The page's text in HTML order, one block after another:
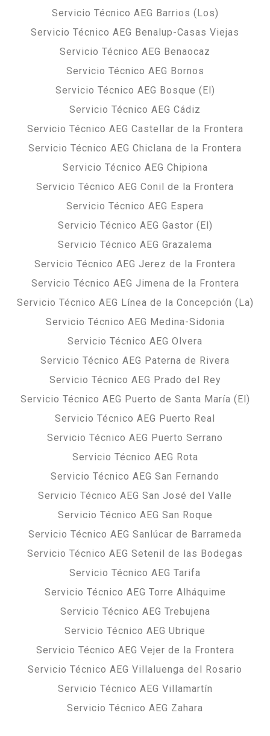
Servicio Técnico AEG Barrios (Los)
Servicio Técnico AEG Benalup-Casas Viejas
Servicio Técnico AEG Benaocaz
Servicio Técnico AEG Bornos
Servicio Técnico AEG Bosque (El)
Servicio Técnico AEG Cádiz
Servicio Técnico AEG Castellar de la Frontera
Servicio Técnico AEG Chiclana de la Frontera
Servicio Técnico AEG Chipiona
Servicio Técnico AEG Conil de la Frontera
Servicio Técnico AEG Espera
Servicio Técnico AEG Gastor (El)
Servicio Técnico AEG Grazalema
Servicio Técnico AEG Jerez de la Frontera
Servicio Técnico AEG Jimena de la Frontera
Servicio Técnico AEG Línea de la Concepción (La)
Servicio Técnico AEG Medina-Sidonia
Servicio Técnico AEG Olvera
Servicio Técnico AEG Paterna de Rivera
Servicio Técnico AEG Prado del Rey
Servicio Técnico AEG Puerto de Santa María (El)
Servicio Técnico AEG Puerto Real
Servicio Técnico AEG Puerto Serrano
Servicio Técnico AEG Rota
Servicio Técnico AEG San Fernando
Servicio Técnico AEG San José del Valle
Servicio Técnico AEG San Roque
Servicio Técnico AEG Sanlúcar de Barrameda
Servicio Técnico AEG Setenil de las Bodegas
Servicio Técnico AEG Tarifa
Servicio Técnico AEG Torre Alháquime
Servicio Técnico AEG Trebujena
Servicio Técnico AEG Ubrique
Servicio Técnico AEG Vejer de la Frontera
Servicio Técnico AEG Villaluenga del Rosario
Servicio Técnico AEG Villamartín
Servicio Técnico AEG Zahara